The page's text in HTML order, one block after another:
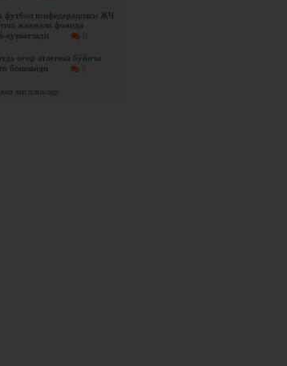
футбол конфедерацияси ЖЧ
жанжали фонида
0
оғир атлетика бўйича
бошланди
0
яна янгиликлар